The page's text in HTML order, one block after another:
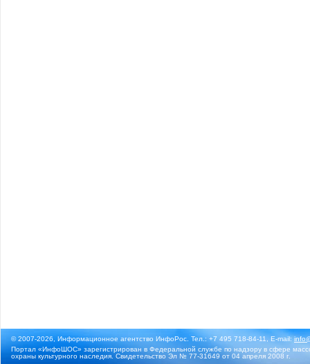
© 2007-2026, Информационное агентство ИнфоРос. Тел.: +7 495 718-84-11, E-mail:
Портал «ИнфоШОС» зарегистрирован в Федеральной службе по надзору в сфере
охраны культурного наследия. Свидетельство Эл № 77-31649 от 04 апреля 2008 г.